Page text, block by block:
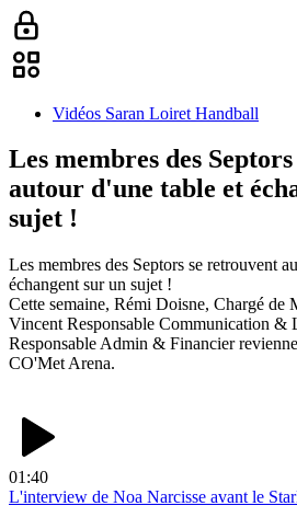
Vidéos Saran Loiret Handball
Les membres des
autour d'une table et
sujet !
Les membres des Septors se retrouvent
échangent sur un sujet !
Cette semaine, Rémi Doisne, Chargé de
Vincent Responsable Communication &
Responsable Admin & Financier
CO'Met Arena.
01:40
L'interview de Noa Narcisse avant le